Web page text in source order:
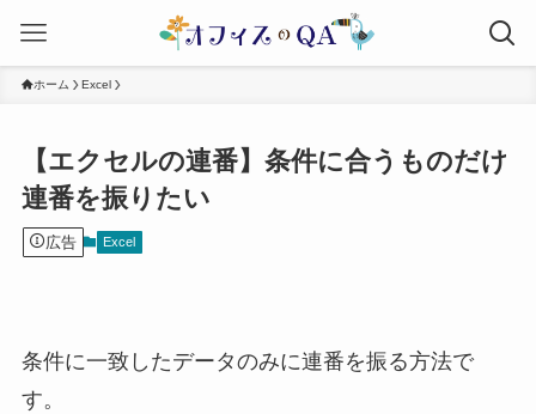
ホーム Excel
【エクセルの連番】条件に合うものだけ
連番を振りたい
広告 Excel
条件に一致したデータのみに連番を振る方法で
す。